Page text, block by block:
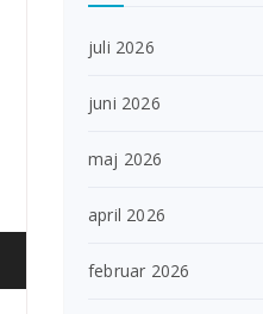
juli 2026
juni 2026
maj 2026
april 2026
februar 2026